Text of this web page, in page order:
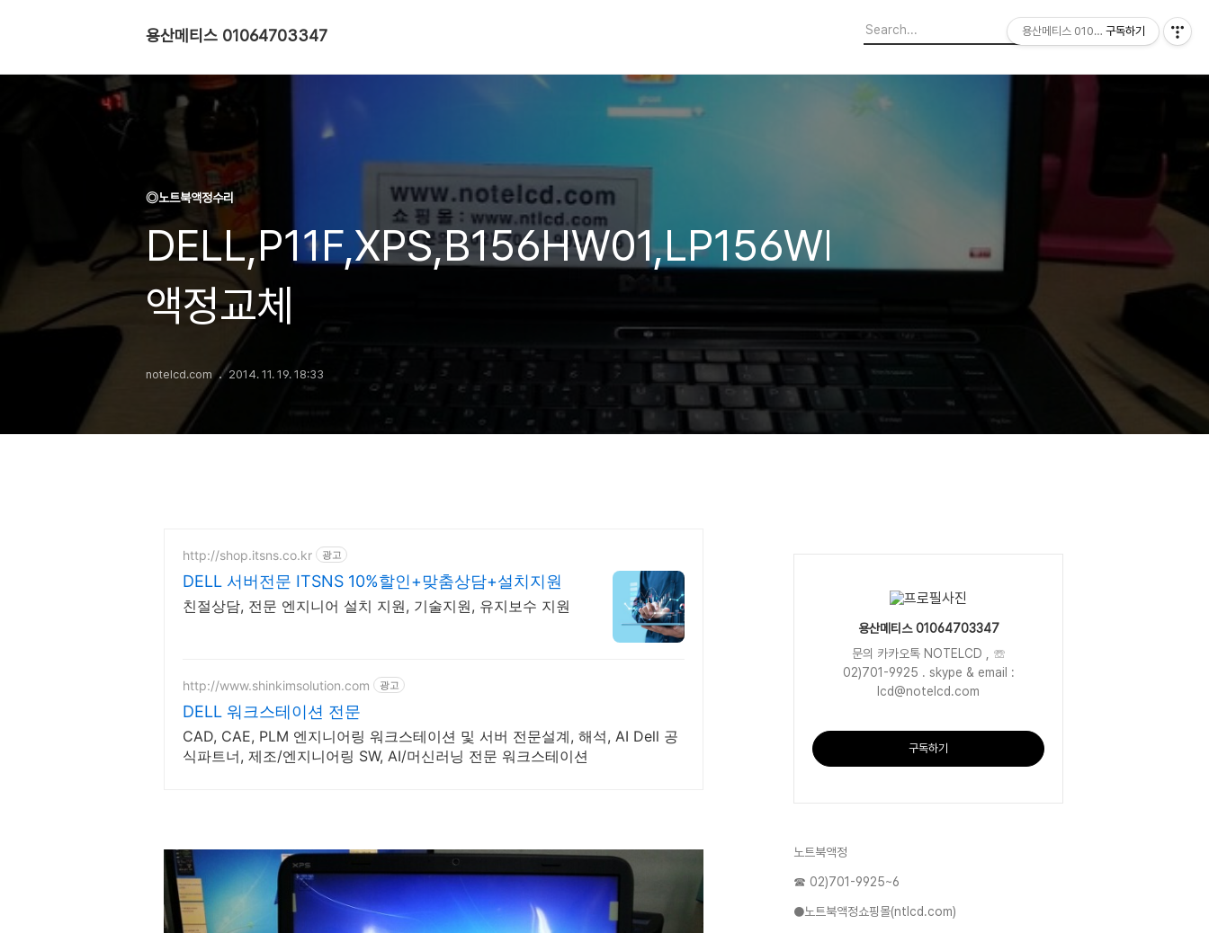
용산메티스 01064703347
◎노트북액정수리
DELL,P11F,XPS,B156HW01,LP156WF1,1920,
액정교체
notelcd.com 2014. 11. 19. 18:33
http://shop.itsns.co.kr 광고
DELL 서버전문 ITSNS 10%할인+맞춤상담+설치지원
친절상담, 전문 엔지니어 설치 지원, 기술지원, 유지보수 지원
http://www.shinkimsolution.com 광고
DELL 워크스테이션 전문
CAD, CAE, PLM 엔지니어링 워크스테이션 및 서버 전문설계, 해석, AI Dell 공
식파트너, 제조/엔지니어링 SW, AI/머신러닝 전문 워크스테이션
용산메티스 01064703347
문의 카카오톡 NOTELCD , ☏
02)701-9925 . skype & email :
lcd@notelcd.com
구독하기
노트북액정
☎ 02)701-9925~6
●노트북액정쇼핑몰(ntlcd.com)
용산메티스 01064703347
구독하기